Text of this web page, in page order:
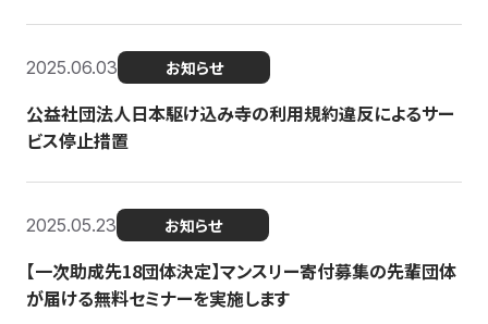
2025.06.03 お知らせ
公益社団法人日本駆け込み寺の利用規約違反によるサー
ビス停止措置
2025.05.23 お知らせ
【一次助成先18団体決定】マンスリー寄付募集の先輩団体
が届ける無料セミナーを実施します